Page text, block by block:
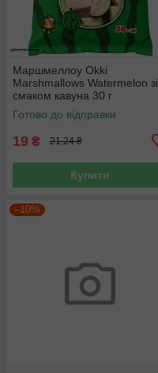
Маршмеллоу Okki
Marshmallows Watermelon зі
смаком кавуна 30 г
Готово до відправки
19 ₴ 21,24 ₴
Купити
–10%